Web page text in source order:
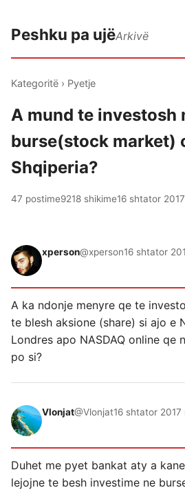
Peshku pa ujëArkivë
Kategoritë › Pyetje
A mund te investosh
burse(stock market)
Shqiperia?
47 postime9218 shikime16 shtator
xperson@xperson16 shtator
A ka ndonje menyre qe te
te blesh aksione (share) si ajo e
Londres apo NASDAQ online qe
po si?
Vlonjat@Vlonjat16 shtator 2017
Duhet me pyet bankat aty a
lejojne te besh investime ne